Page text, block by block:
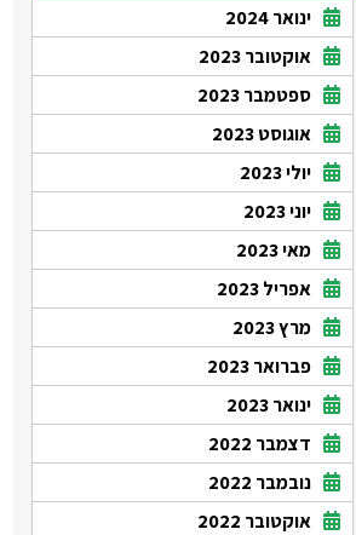
ינואר 2024
אוקטובר 2023
ספטמבר 2023
אוגוסט 2023
יולי 2023
יוני 2023
מאי 2023
אפריל 2023
מרץ 2023
פברואר 2023
ינואר 2023
דצמבר 2022
נובמבר 2022
אוקטובר 2022